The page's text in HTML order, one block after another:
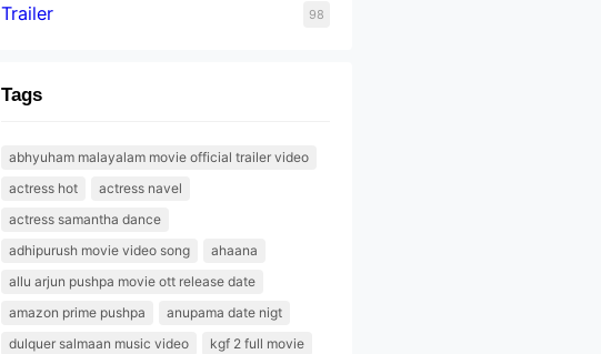
Trailer 98
Tags
abhyuham malayalam movie official trailer video
actress hot
actress navel
actress samantha dance
adhipurush movie video song
ahaana
allu arjun pushpa movie ott release date
amazon prime pushpa
anupama date nigt
dulquer salmaan music video
kgf 2 full movie